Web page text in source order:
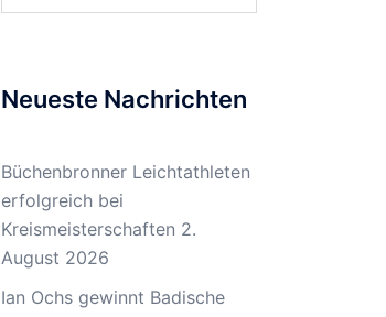
Neueste Nachrichten
Büchenbronner Leichtathleten
erfolgreich bei
Kreismeisterschaften 2.
August 2026
Ian Ochs gewinnt Badische